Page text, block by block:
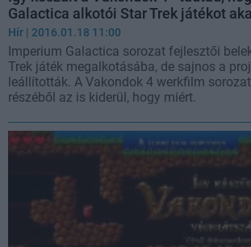
Galactica alkotói Star Trek játékot
Hír | 2016.01.18 11:00
Imperium Galactica sorozat fejlesztői
Trek játék megalkotásába, de sajnos a
leállították. A Vakondok 4 werkfilm
részéből az is kiderül, hogy miért.